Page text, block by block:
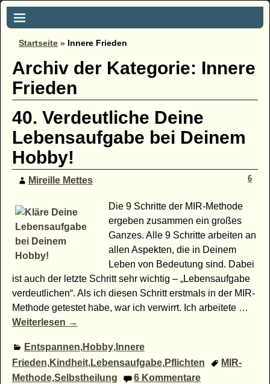
Startseite » Innere Frieden
Archiv der Kategorie: Innere
Frieden
40. Verdeutliche Deine
Lebensaufgabe bei Deinem
Hobby!
Mireille Mettes 6
Die 9 Schritte der MIR-Methode
ergeben zusammen ein großes
Ganzes. Alle 9 Schritte arbeiten an
allen Aspekten, die in Deinem
Leben von Bedeutung sind. Dabei
ist auch der letzte Schritt sehr wichtig – „Lebensaufgabe
verdeutlichen“. Als ich diesen Schritt erstmals in der MIR-
Methode getestet habe, war ich verwirrt. Ich arbeitete …
Weiterlesen →
Entspannen, Hobby, Innere
Frieden, Kindheit, Lebensaufgabe, Pflichten
MIR-
Methode,Selbstheilung 6 Kommentare